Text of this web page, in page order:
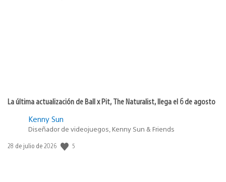
La última actualización de Ball x Pit, The Naturalist, llega el 6 de agosto
Kenny Sun
Diseñador de videojuegos, Kenny Sun & Friends
Fecha
28 de julio de 2026 5